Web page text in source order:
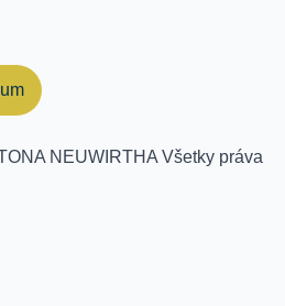
NEUWIRTHA Všetky práva